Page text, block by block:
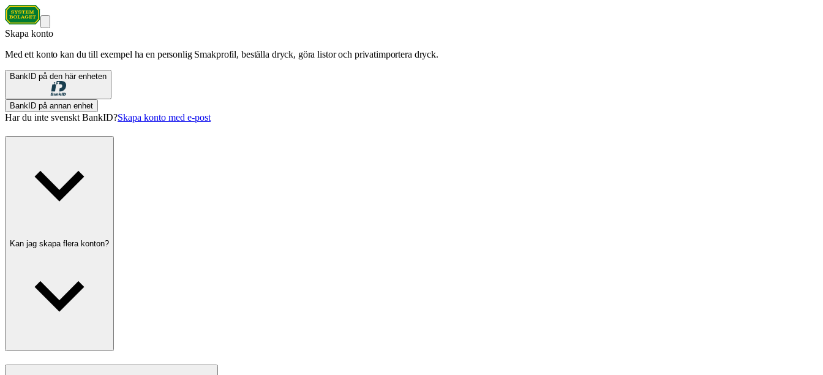
Skapa konto
Med ett konto kan du till exempel ha en personlig Smakprofil, beställa dryck, göra listor och privatimportera dryck.
BankID på den här enheten
BankID på annan enhet
Har du inte svenskt BankID?Skapa konto med e-post
Kan jag skapa flera konton?